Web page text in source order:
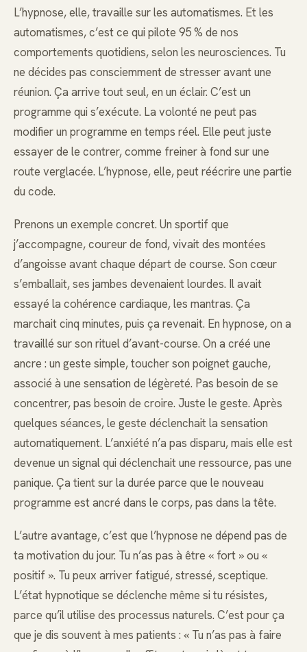
L’hypnose, elle, travaille sur les automatismes. Et les
automatismes, c’est ce qui pilote 95 % de nos
comportements quotidiens, selon les neurosciences. Tu
ne décides pas consciemment de stresser avant une
réunion. Ça arrive tout seul, en un éclair. C’est un
programme qui s’exécute. La volonté ne peut pas
modifier un programme en temps réel. Elle peut juste
essayer de le contrer, comme freiner à fond sur une
route verglacée. L’hypnose, elle, peut réécrire une partie
du code.
Prenons un exemple concret. Un sportif que
j’accompagne, coureur de fond, vivait des montées
d’angoisse avant chaque départ de course. Son cœur
s’emballait, ses jambes devenaient lourdes. Il avait
essayé la cohérence cardiaque, les mantras. Ça
marchait cinq minutes, puis ça revenait. En hypnose, on a
travaillé sur son rituel d’avant-course. On a créé une
ancre : un geste simple, toucher son poignet gauche,
associé à une sensation de légèreté. Pas besoin de se
concentrer, pas besoin de croire. Juste le geste. Après
quelques séances, le geste déclenchait la sensation
automatiquement. L’anxiété n’a pas disparu, mais elle est
devenue un signal qui déclenchait une ressource, pas une
panique. Ça tient sur la durée parce que le nouveau
programme est ancré dans le corps, pas dans la tête.
L’autre avantage, c’est que l’hypnose ne dépend pas de
ta motivation du jour. Tu n’as pas à être « fort » ou «
positif ». Tu peux arriver fatigué, stressé, sceptique.
L’état hypnotique se déclenche même si tu résistes,
parce qu’il utilise des processus naturels. C’est pour ça
que je dis souvent à mes patients : « Tu n’as pas à faire